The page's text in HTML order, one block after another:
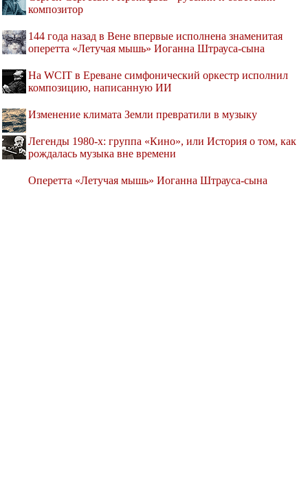
композитор
144 года назад в Вене впервые исполнена знаменитая
оперетта «Летучая мышь» Иоганна Штрауса-сына
На WCIT в Ереване симфонический оркестр исполнил
композицию, написанную ИИ
Изменение климата Земли превратили в музыку
Легенды 1980-х: группа «Кино», или История о том, как
рождалась музыка вне времени
Оперетта «Летучая мышь» Иоганна Штрауса-сына